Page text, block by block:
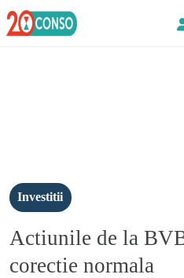
Investitii
Actiunile de la
corectie normala